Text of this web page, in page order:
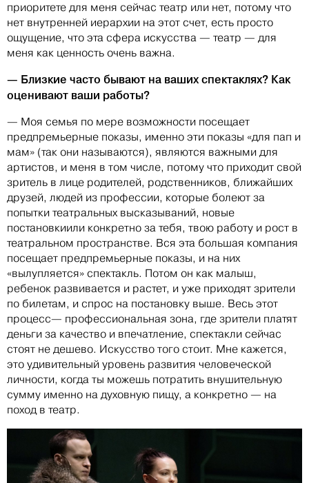
приоритете для меня сейчас театр или нет, потому что
нет внутренней иерархии на этот счет, есть просто
ощущение, что эта сфера искусства — театр — для
меня как ценность очень важна.
— Близкие часто бывают на ваших спектаклях? Как
оценивают ваши работы?
— Моя семья по мере возможности посещает
предпремьерные показы, именно эти показы «для пап и
мам» (так они называются), являются важными для
артистов, и меня в том числе, потому что приходит свой
зритель в лице родителей, родственников, ближайших
друзей, людей из профессии, которые болеют за
попытки театральных высказываний, новые
постановкиили конкретно за тебя, твою работу и рост в
театральном пространстве. Вся эта большая компания
посещает предпремьерные показы, и на них
«вылупляется» спектакль. Потом он как малыш,
ребенок развивается и растет, и уже приходят зрители
по билетам, и спрос на постановку выше. Весь этот
процесс— профессиональная зона, где зрители платят
деньги за качество и впечатление, спектакли сейчас
стоят не дешево. Искусство того стоит. Мне кажется,
это удивительный уровень развития человеческой
личности, когда ты можешь потратить внушительную
сумму именно на духовную пищу, а конкретно — на
поход в театр.